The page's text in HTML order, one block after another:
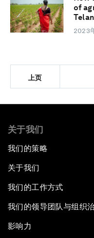
of
2023
上页
关于我们
我们的策略
关于我们
我们的工作方式
我们的领导团队与组织
影响力